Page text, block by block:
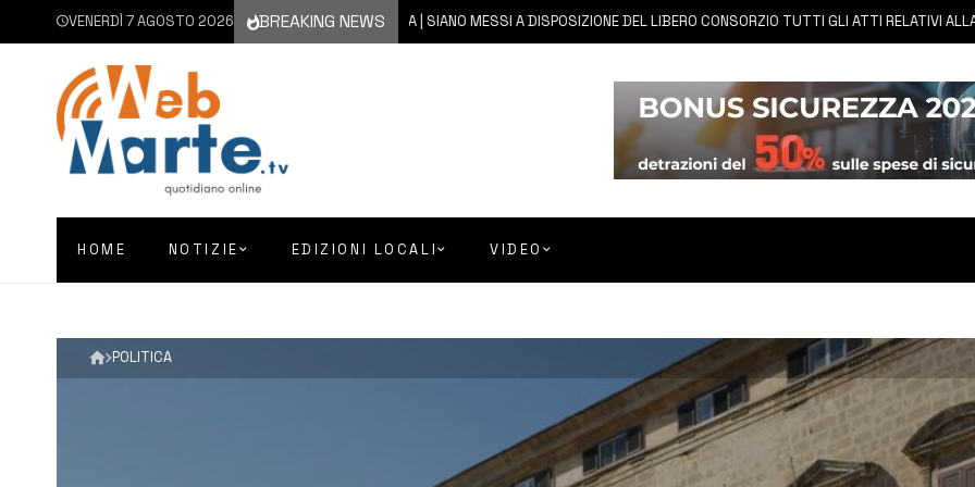
VENERDÌ 7 AGOSTO 2026 BREAKING NEWS
7 AGOSTO 2026 SIRACUSA | SIANO MESSI A DISPOSIZIONE DEL LIBERO CONSORZIO TUTTI GLI ATTI RELATIVI ALLA
HOME NOTIZIE EDIZIONI LOCALI VIDEO
POLITICA